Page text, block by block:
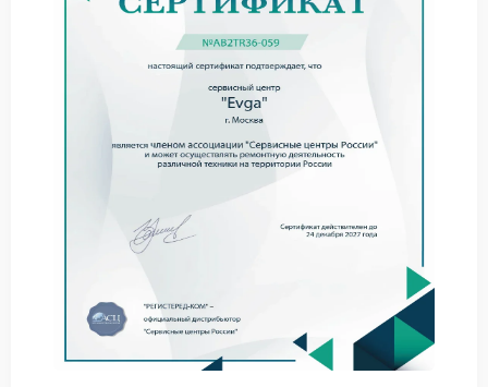
Качественный ремонт Evga начинается с точного
определения этого обстоятельства.
Порядок устранения
неполравности
Процесс выполняется по четкому алгоритму, что
специализированного оборудования.
Полное удаление всех следов предыдущих
Аппаратная диагностика платы на предмет сбоя
электронных компонентов.
При необходимости — обновление микрокода
устройства до актуальной версии.